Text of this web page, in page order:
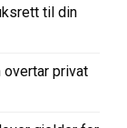
til din
overtar privat